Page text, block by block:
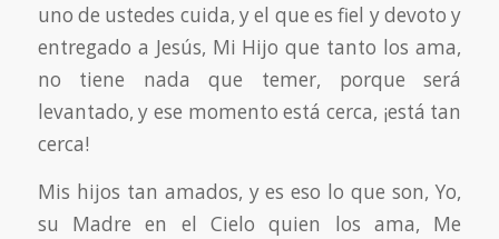
uno de ustedes cuida, y el que es fiel y devoto y
entregado a Jesús, Mi Hijo que tanto los ama,
no tiene nada que temer, porque será
levantado, y ese momento está cerca, ¡está tan
cerca!
Mis hijos tan amados, y es eso lo que son, Yo,
su Madre en el Cielo quien los ama, Me